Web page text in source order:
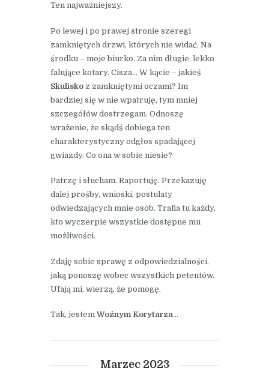
Ten najważniejszy.
Po lewej i po prawej stronie szeregi
zamkniętych drzwi, których nie widać. Na
środku – moje biurko. Za nim długie, lekko
falujące kotary. Cisza… W kącie – jakieś
Skulisko z zamkniętymi oczami? Im
bardziej się w nie wpatruję, tym mniej
szczegółów dostrzegam. Odnoszę
wrażenie, że skądś dobiega ten
charakterystyczny odgłos spadającej
gwiazdy. Co ona w sobie niesie?
Patrzę i słucham. Raportuję. Przekazuję
dalej prośby, wnioski, postulaty
odwiedzających mnie osób. Trafia tu każdy,
kto wyczerpie wszystkie dostępne mu
możliwości.
Zdaję sobie sprawę z odpowiedzialności,
jaką ponoszę wobec wszystkich petentów.
Ufają mi, wierzą, że pomogę.
Tak, jestem Woźnym Korytarza…
Marzec 2023